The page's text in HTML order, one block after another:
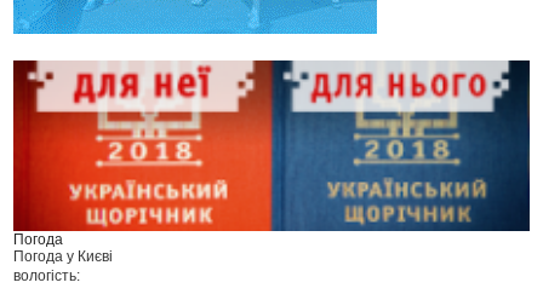
Погода
Погода у Києві
вологість: